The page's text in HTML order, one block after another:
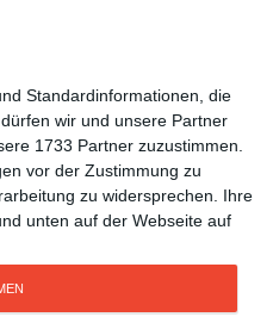
Standardinformationen, die
wir und unsere Partner
1733 Partner zuzustimmen.
vor der Zustimmung zu
zu widersprechen. Ihre
unten auf der Webseite auf